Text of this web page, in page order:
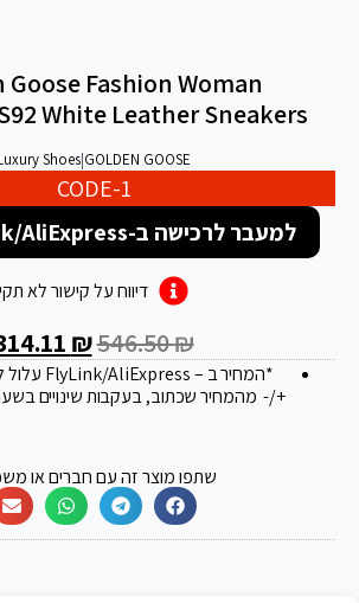
Goose Fashion Woman
White Leather Sneakers
GOLDEN GOOSE
|
Shoes
CODE-1
למעבר לרכישה ב-FlyLink/AliExpress
דיווח על קישור לא
546.50₪
₪
*המחיר ב – FlyLink/AliExpress עלול להשתנות ב 20
+/- מהמחיר שכתוב, בעקבות שינויים
שתפו מוצר זה עם חברים או